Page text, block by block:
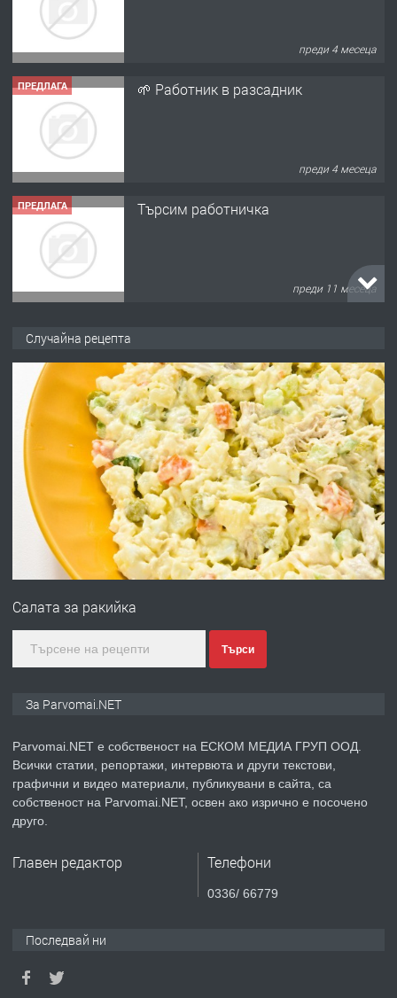
преди 4 месеца
ПРЕДЛАГА 🌱 Работник в разсадник
преди 4 месеца
ПРЕДЛАГА Търсим работничка
преди 11 месеца
преди 1 година
ПРЕДЛАГА Работа за общи работници
преди 1 година
ПРЕДЛАГА
Първи поход "По стъпките на Ангел
преди 1 година
ПРЕДЛАГА Уроци по Математика
Случайна рецепта
Салата за ракийка
Търси
За Parvomai.NET
Parvomai.NET е собственост на ЕСКОМ МЕДИА ГРУП ООД.
Всички статии, репортажи, интервюта и други текстови,
графични и видео материали, публикувани в сайта, са
собственост на Parvomai.NET, освен ако изрично е посочено
друго.
Главен редактор Телефони
0336/ 66779
Последвай ни